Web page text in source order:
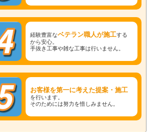
経験豊富なベテラン職人が施工する
から安心。
手抜き工事や雑な工事は行いません。
お客様を第一に考えた提案・施工
を行います。
そのためには努力を惜しみません。